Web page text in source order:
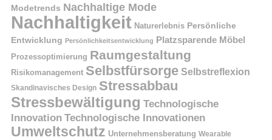
Modetrends Nachhaltige Mode
Nachhaltigkeit Naturerlebnis Persönliche
Entwicklung Persönlichkeitsentwicklung Platzsparende Möbel
Prozessoptimierung Raumgestaltung
Risikomanagement Selbstfürsorge Selbstreflexion
Skandinavisches Design Stressabbau
Stressbewältigung Technologische
Innovation Technologische Innovationen
Umweltschutz Unternehmensberatung Wearable